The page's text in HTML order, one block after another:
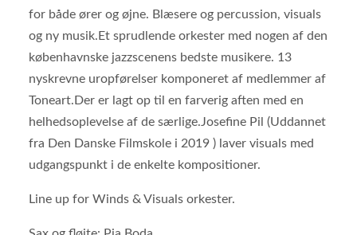
for både ører og øjne. Blæsere og percussion, visuals
og ny musik.Et sprudlende orkester med nogen af den
københavnske jazzscenens bedste musikere. 13
nyskrevne uropførelser komponeret af medlemmer af
Toneart.Der er lagt op til en farverig aften med en
helhedsoplevelse af de særlige.Josefine Pil (Uddannet
fra Den Danske Filmskole i 2019 ) laver visuals med
udgangspunkt i de enkelte kompositioner.
Line up for Winds & Visuals orkester.